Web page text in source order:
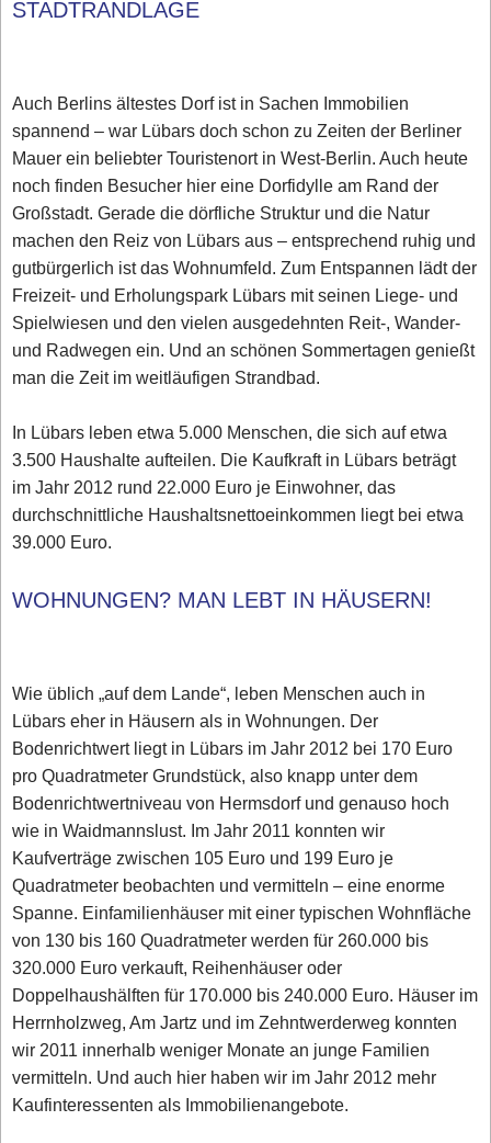
STADTRANDLAGE
Auch Berlins ältestes Dorf ist in Sachen Immobilien
spannend – war Lübars doch schon zu Zeiten der Berliner
Mauer ein beliebter Touristenort in West-Berlin. Auch heute
noch finden Besucher hier eine Dorfidylle am Rand der
Großstadt. Gerade die dörfliche Struktur und die Natur
machen den Reiz von Lübars aus – entsprechend ruhig und
gutbürgerlich ist das Wohnumfeld. Zum Entspannen lädt der
Freizeit- und Erholungspark Lübars mit seinen Liege- und
Spielwiesen und den vielen ausgedehnten Reit-, Wander-
und Radwegen ein. Und an schönen Sommertagen genießt
man die Zeit im weitläufigen Strandbad.
In Lübars leben etwa 5.000 Menschen, die sich auf etwa
3.500 Haushalte aufteilen. Die Kaufkraft in Lübars beträgt
im Jahr 2012 rund 22.000 Euro je Einwohner, das
durchschnittliche Haushaltsnettoeinkommen liegt bei etwa
39.000 Euro.
WOHNUNGEN? MAN LEBT IN HÄUSERN!
Wie üblich „auf dem Lande“, leben Menschen auch in
Lübars eher in Häusern als in Wohnungen. Der
Bodenrichtwert liegt in Lübars im Jahr 2012 bei 170 Euro
pro Quadratmeter Grundstück, also knapp unter dem
Bodenrichtwertniveau von Hermsdorf und genauso hoch
wie in Waidmannslust. Im Jahr 2011 konnten wir
Kaufverträge zwischen 105 Euro und 199 Euro je
Quadratmeter beobachten und vermitteln – eine enorme
Spanne. Einfamilienhäuser mit einer typischen Wohnfläche
von 130 bis 160 Quadratmeter werden für 260.000 bis
320.000 Euro verkauft, Reihenhäuser oder
Doppelhaushälften für 170.000 bis 240.000 Euro. Häuser im
Herrnholzweg, Am Jartz und im Zehntwerderweg konnten
wir 2011 innerhalb weniger Monate an junge Familien
vermitteln. Und auch hier haben wir im Jahr 2012 mehr
Kaufinteressenten als Immobilienangebote.